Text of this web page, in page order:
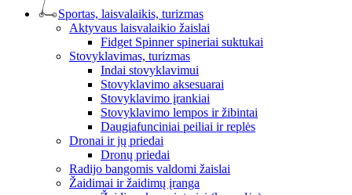
Sportas, laisvalaikis, turizmas
Aktyvaus laisvalaikio žaislai
Fidget Spinner spineriai suktukai
Stovyklavimas, turizmas
Indai stovyklavimui
Stovyklavimo aksesuarai
Stovyklavimo įrankiai
Stovyklavimo lempos ir žibintai
Daugiafunciniai peiliai ir replės
Dronai ir jų priedai
Dronų priedai
Radijo bangomis valdomi žaislai
Žaidimai ir žaidimų įranga